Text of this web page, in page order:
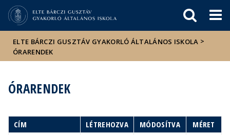
Események
sajtóban
ELTE BÁRCZI GUSZTÁV GYAKORLÓ ÁLTALÁNOS ISKOLA >
ÓRARENDEK
ÓRARENDEK
CÍM LÉTREHOZVA MÓDOSÍTVA
MÉRET